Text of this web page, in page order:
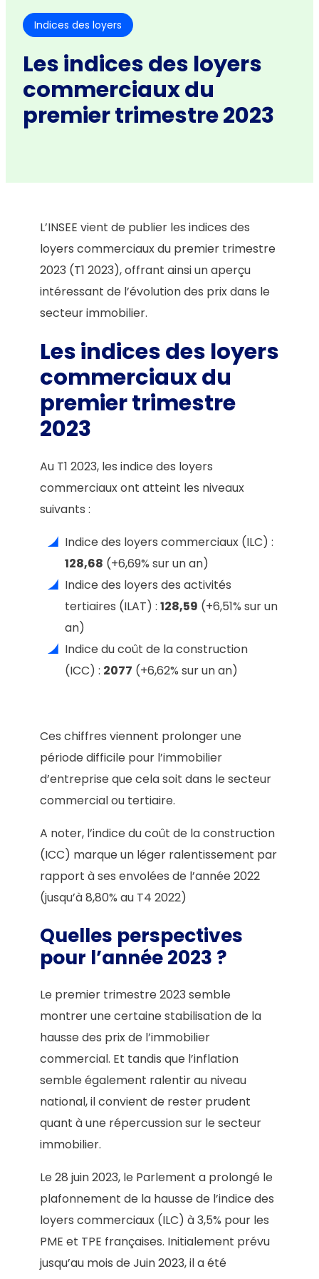
Indices des loyers
Les indices des loyers
commerciaux du
premier trimestre 2023
L’INSEE vient de publier les indices des
loyers commerciaux du premier trimestre
2023 (T1 2023), offrant ainsi un aperçu
intéressant de l’évolution des prix dans le
secteur immobilier.
Les indices des loyers
commerciaux du
premier trimestre
2023
Au T1 2023, les indice des loyers
commerciaux ont atteint les niveaux
suivants :
Indice des loyers commerciaux (ILC) :
128,68 (+6,69% sur un an)
Indice des loyers des activités
tertiaires (ILAT) : 128,59 (+6,51% sur un
an)
Indice du coût de la construction
(ICC) : 2077 (+6,62% sur un an)
Ces chiffres viennent prolonger une
période difficile pour l’immobilier
d’entreprise que cela soit dans le secteur
commercial ou tertiaire.
A noter, l’indice du coût de la construction
(ICC) marque un léger ralentissement par
rapport à ses envolées de l’année 2022
(jusqu’à 8,80% au T4 2022)
Quelles perspectives
pour l’année 2023 ?
Le premier trimestre 2023 semble
montrer une certaine stabilisation de la
hausse des prix de l’immobilier
commercial. Et tandis que l’inflation
semble également ralentir au niveau
national, il convient de rester prudent
quant à une répercussion sur le secteur
immobilier.
Le 28 juin 2023, le Parlement a prolongé le
plafonnement de la hausse de l’indice des
loyers commerciaux (ILC) à 3,5% pour les
PME et TPE françaises. Initialement prévu
jusqu’au mois de Juin 2023, il a été